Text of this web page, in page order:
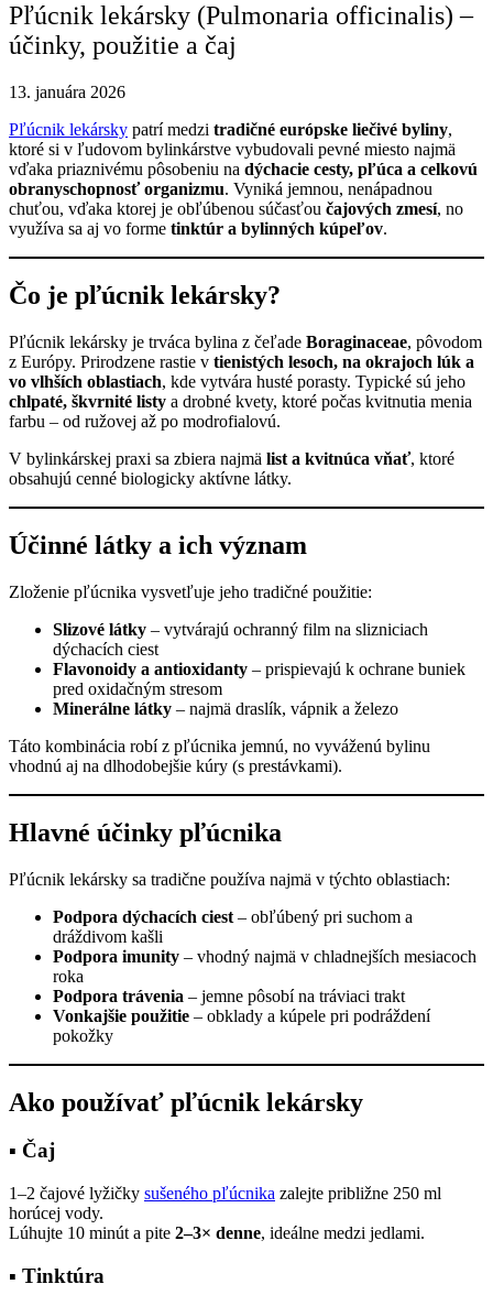
Pľúcnik lekársky (Pulmonaria officinalis) –
účinky, použitie a čaj
13. januára 2026
Pľúcnik lekársky patrí medzi tradičné európske liečivé byliny,
ktoré si v ľudovom bylinkárstve vybudovali pevné miesto najmä
vďaka priaznivému pôsobeniu na dýchacie cesty, pľúca a celkovú
obranyschopnosť organizmu. Vyniká jemnou, nenápadnou
chuťou, vďaka ktorej je obľúbenou súčasťou čajových zmesí, no
využíva sa aj vo forme tinktúr a bylinných kúpeľov.
Čo je pľúcnik lekársky?
Pľúcnik lekársky je trváca bylina z čeľade Boraginaceae, pôvodom
z Európy. Prirodzene rastie v tienistých lesoch, na okrajoch lúk a
vo vlhších oblastiach, kde vytvára husté porasty. Typické sú jeho
chlpaté, škvrnité listy a drobné kvety, ktoré počas kvitnutia menia
farbu – od ružovej až po modrofialovú.
V bylinkárskej praxi sa zbiera najmä list a kvitnúca vňať, ktoré
obsahujú cenné biologicky aktívne látky.
Účinné látky a ich význam
Zloženie pľúcnika vysvetľuje jeho tradičné použitie:
Slizové látky – vytvárajú ochranný film na slizniciach
dýchacích ciest
Flavonoidy a antioxidanty – prispievajú k ochrane buniek
pred oxidačným stresom
Minerálne látky – najmä draslík, vápnik a železo
Táto kombinácia robí z pľúcnika jemnú, no vyváženú bylinu
vhodnú aj na dlhodobejšie kúry (s prestávkami).
Hlavné účinky pľúcnika
Pľúcnik lekársky sa tradične používa najmä v týchto oblastiach:
Podpora dýchacích ciest – obľúbený pri suchom a
dráždivom kašli
Podpora imunity – vhodný najmä v chladnejších mesiacoch
roka
Podpora trávenia – jemne pôsobí na tráviaci trakt
Vonkajšie použitie – obklady a kúpele pri podráždení
pokožky
Ako používať pľúcnik lekársky
▪ Čaj
1–2 čajové lyžičky sušeného pľúcnika zalejte približne 250 ml
horúcej vody.
Lúhujte 10 minút a pite 2–3× denne, ideálne medzi jedlami.
▪ Tinktúra